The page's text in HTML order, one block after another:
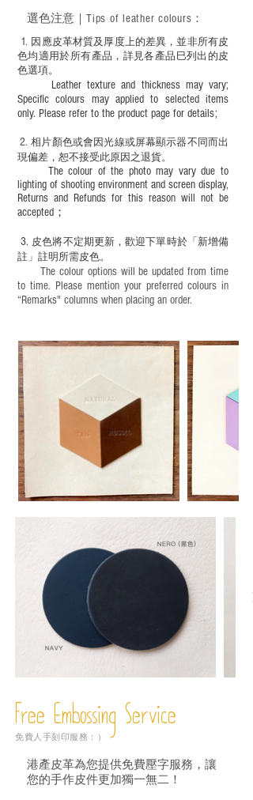
1. ​ 因應皮革材質及厚度上的差異，並非所有皮
色均適用於所有產品，詳見各產品巳列出的皮
色選項。
Leather texture and thickness may vary;
Specific colours may applied to selected items
only. Please refer to the product page for details;
​2.相片顏色或會因光線或屏幕顯示器不同而出
現偏差，恕不接受此原因之退貨。
The colour of the photo may vary due to
lighting of shooting environment and screen display,
Returns and Refunds for this reason will not be
accepted；
3. 皮色將不定期更新，歡迎下單時於「新增備
註」註明 所需皮色。
The colour options will be updated from time
to time. Please mention your preferred colours in
“Remarks" columns when placing an order.
選色注意｜ Tips of leather colours ：
Free Embossing Service
免費人手刻印服務：）
港產皮革為您提供免費壓字服務，讓
您的手作皮件更加獨一無二！